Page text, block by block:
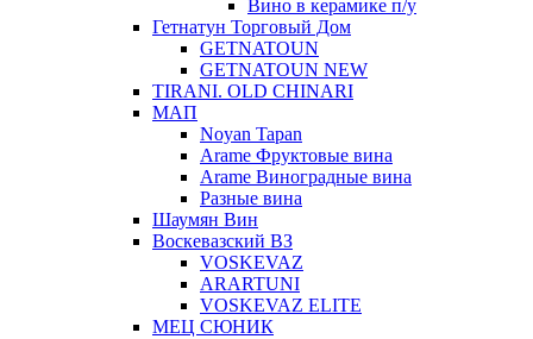
Вино в керамике п/у
Гетнатун Торговый Дом
GETNATOUN
GETNATOUN NEW
TIRANI. OLD CHINARI
МАП
Noyan Tapan
Arame Фруктовые вина
Arame Виноградные вина
Разные вина
Шаумян Вин
Воскевазский ВЗ
VOSKEVAZ
ARARTUNI
VOSKEVAZ ELITE
МЕЦ СЮНИК